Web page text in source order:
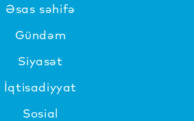
Əsas səhifə
Gündəm
Siyasət
İqtisadiyyat
Sosial